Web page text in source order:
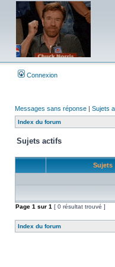
Connexion
Messages sans réponse | Sujets
Index du forum
Sujets actifs
Sujets
Page 1 sur 1 [ 0 résultat trouvé ]
Index du forum